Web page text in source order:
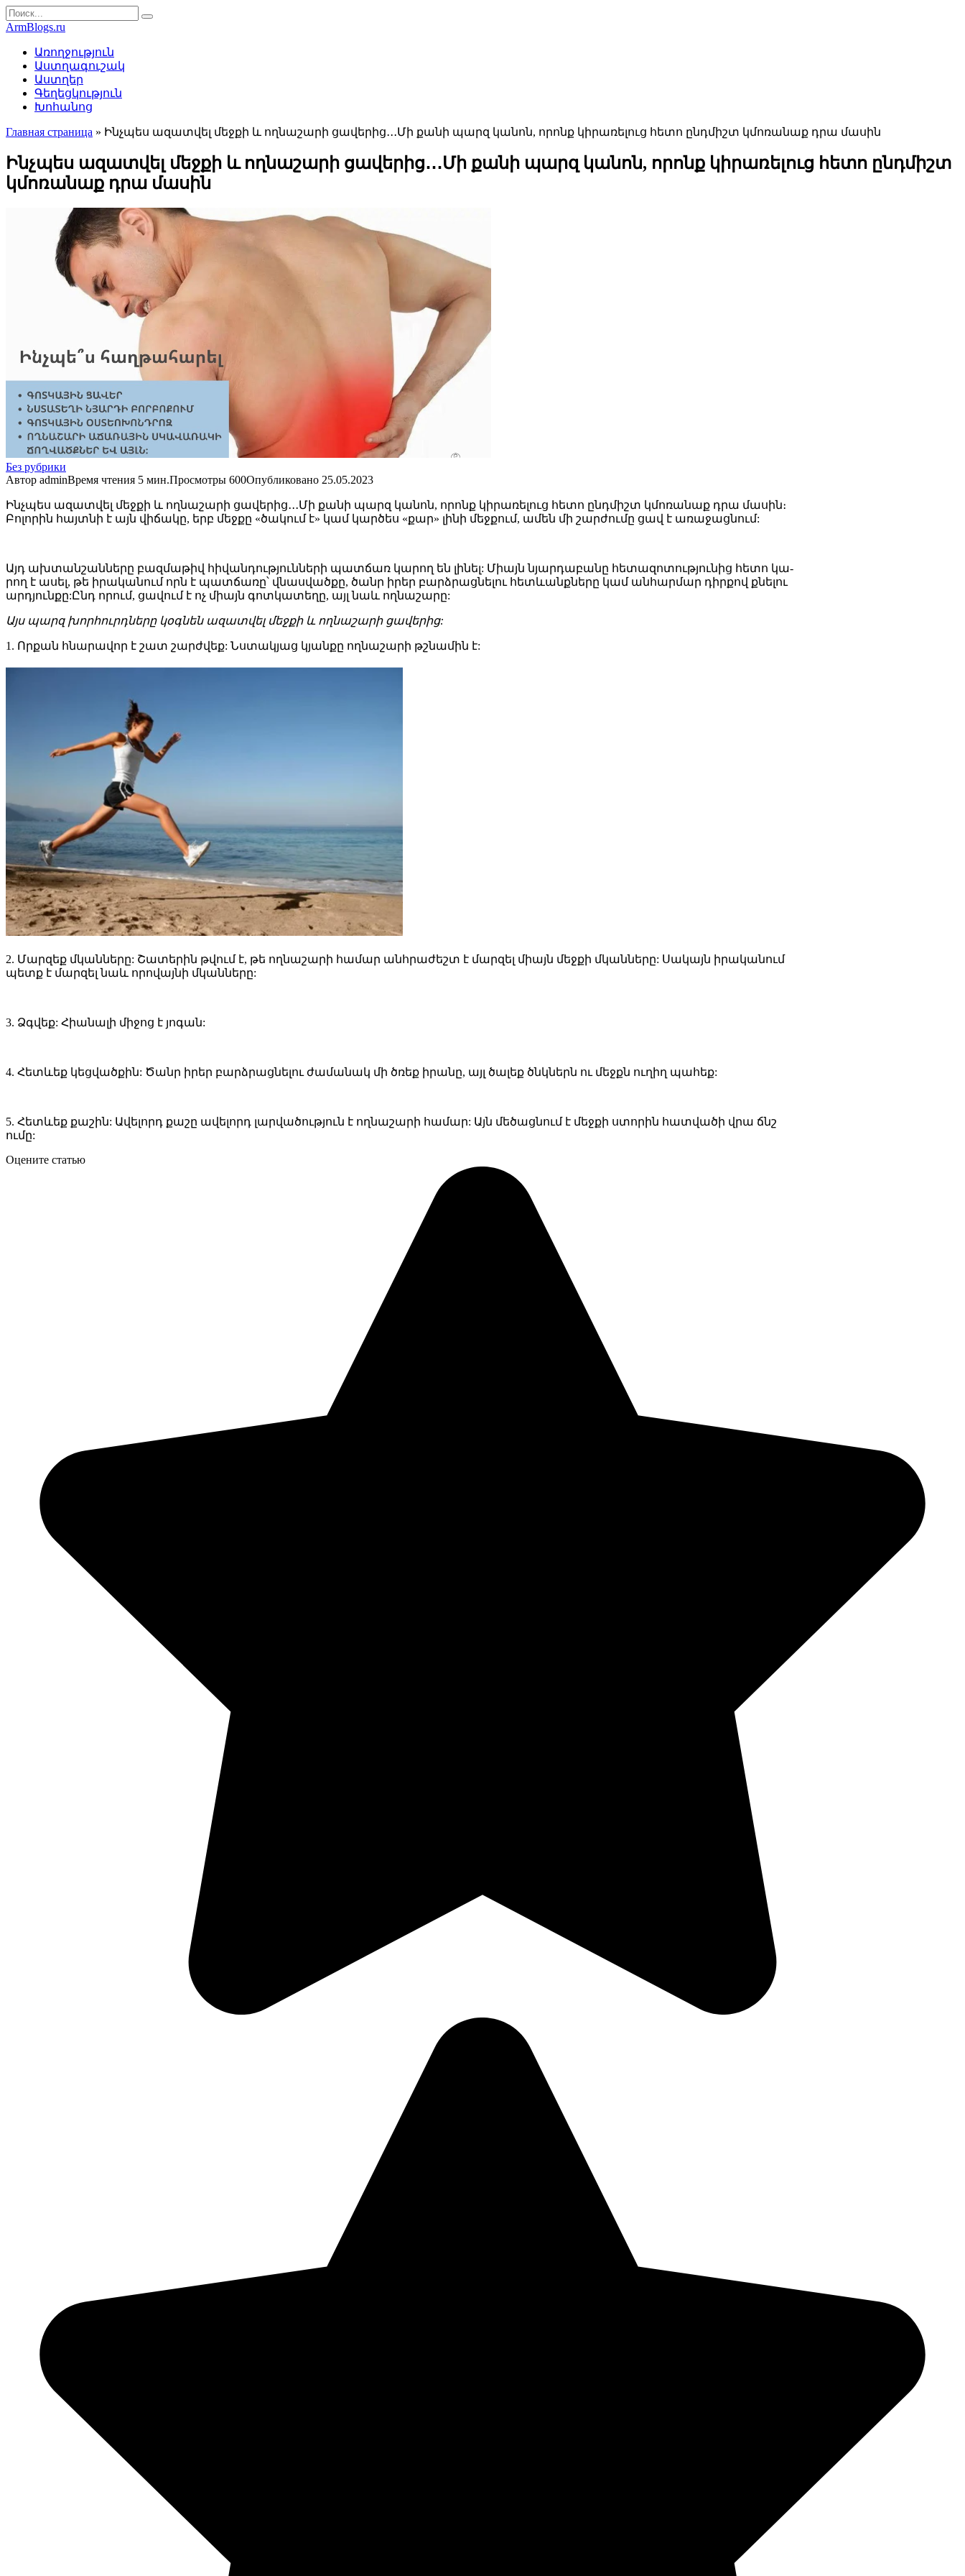
Перейти
к
контенту
Search
for:
ArmBlogs.ru
Առողջություն
Աստղագուշակ
Աստղեր
Գեղեցկություն
Խոհանոց
Главная страница » Ինչպես ազատվել մեջքի և ողնաշարի ցավերից․․․Մի քանի պարզ կանոն, որոնք կիրառելուց հետո ընդմիշտ կմոռանաք դրա մասին
Ինչպես ազատվել մեջքի և ողնաշարի ցավերից․․․Մի քանի պարզ կանոն, որոնք կիրառելուց հետո ընդմիշտ
կմոռանաք դրա մասին
Без рубрики
Автор adminВремя чтения 5 мин.Просмотры 600Опубликовано 25.05.2023
Ինչպես ազատվել մեջքի և ողնաշարի ցավերից․․․Մի քանի պարզ կանոն, որոնք կիրառելուց հետո ընդմիշտ կմոռանաք դրա մասին։
Բոլորին հայտնի է այն վիճակը, երբ մեջքը «ծակում է» կամ կարծես «քար» լինի մեջքում, ամեն մի շարժումը ցավ է առաջացնում:
Այդ ախտանշանները բազմաթիվ հիվանդությունների պատճառ կարող են լինել: Միայն նյարդաբանը հետազոտությունից հետո կա-
րող է ասել, թե իրականում որն է պատճառը՝ վնասվածքը, ծանր իրեր բարձրացնելու հետևանքները կամ անհարմար դիրքով քնելու
արդյունքը:Ընդ որում, ցավում է ոչ միայն գոտկատեղը, այլ նաև ողնաշարը:
Այս պարզ խորհուրդները կօգնեն ազատվել մեջքի և ողնաշարի ցավերից:
1. Որքան հնարավոր է շատ շարժվեք: Նստակյաց կյանքը ողնաշարի թշնամին է:
2. Մարզեք մկանները: Շատերին թվում է, թե ողնաշարի համար անհրաժեշտ է մարզել միայն մեջքի մկանները: Սակայն իրականում
պետք է մարզել նաև որովայնի մկանները:
3. Ձգվեք: Հիանալի միջոց է յոգան:
4. Հետևեք կեցվածքին: Ծանր իրեր բարձրացնելու ժամանակ մի ծռեք իրանը, այլ ծալեք ծնկներն ու մեջքն ուղիղ պահեք:
5. Հետևեք քաշին: Ավելորդ քաշը ավելորդ լարվածություն է ողնաշարի համար: Այն մեծացնում է մեջքի ստորին հատվածի վրա ճնշ
ումը:
Оцените статью